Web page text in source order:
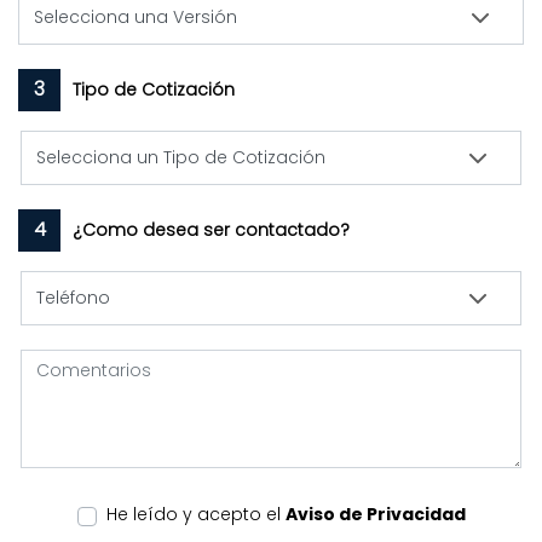
3 Tipo de Cotización
4 ¿Como desea ser contactado?
He leído y acepto el Aviso de Privacidad